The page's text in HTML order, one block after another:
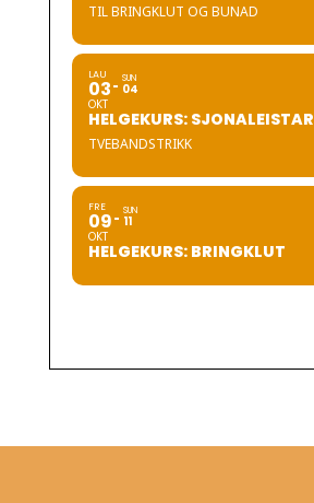
TIL BRINGKLUT OG BUNAD
LAU
03
OKT
SUN
04
HELGEKURS: SJONALEISTAR
TVEBANDSTRIKK
FRE
09
OKT
SUN
11
HELGEKURS: BRINGKLUT